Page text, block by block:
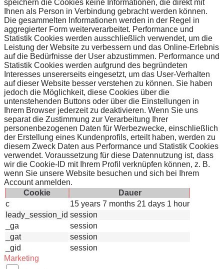
speichern die Cookies keine Informationen, die direkt mit
Ihnen als Person in Verbindung gebracht werden können.
Die gesammelten Informationen werden in der Regel in
aggregierter Form weiterverarbeitet. Performance und
Statistik Cookies werden ausschließlich verwendet, um die
Leistung der Website zu verbessern und das Online-Erlebnis
auf die Bedürfnisse der User abzustimmen. Performance und
Statistik Cookies werden aufgrund des begründeten
Interesses unsererseits eingesetzt, um das User-Verhalten
auf dieser Website besser verstehen zu können. Sie haben
jedoch die Möglichkeit, diese Cookies über die
untenstehenden Buttons oder über die Einstellungen in
Ihrem Browser jederzeit zu deaktivieren. Wenn Sie uns
separat die Zustimmung zur Verarbeitung Ihrer
personenbezogenen Daten für Werbezwecke, einschließlich
der Erstellung eines Kundenprofils, erteilt haben, werden zu
diesem Zweck Daten aus Performance und Statistik Cookies
verwendet. Voraussetzung für diese Datennutzung ist, dass
wir die Cookie-ID mit Ihrem Profil verknüpfen können, z. B.
wenn Sie unsere Website besuchen und sich bei Ihrem
Account anmelden.
Cookie
Dauer
c
15 years 7 months 21 days 1 hour
leady_session_id session
_ga
session
_gat
session
_gid
session
Marketing